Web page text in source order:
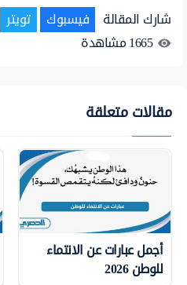
شارك المقالة فيسبوك تويتر
1665مشاهدة
مقالات متعلقة
أجمل عبارات عن الانتماء
للوطن 2026